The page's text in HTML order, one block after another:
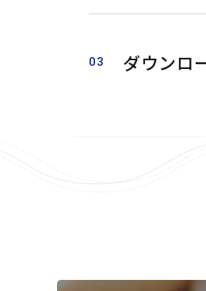
03 ダウンロ